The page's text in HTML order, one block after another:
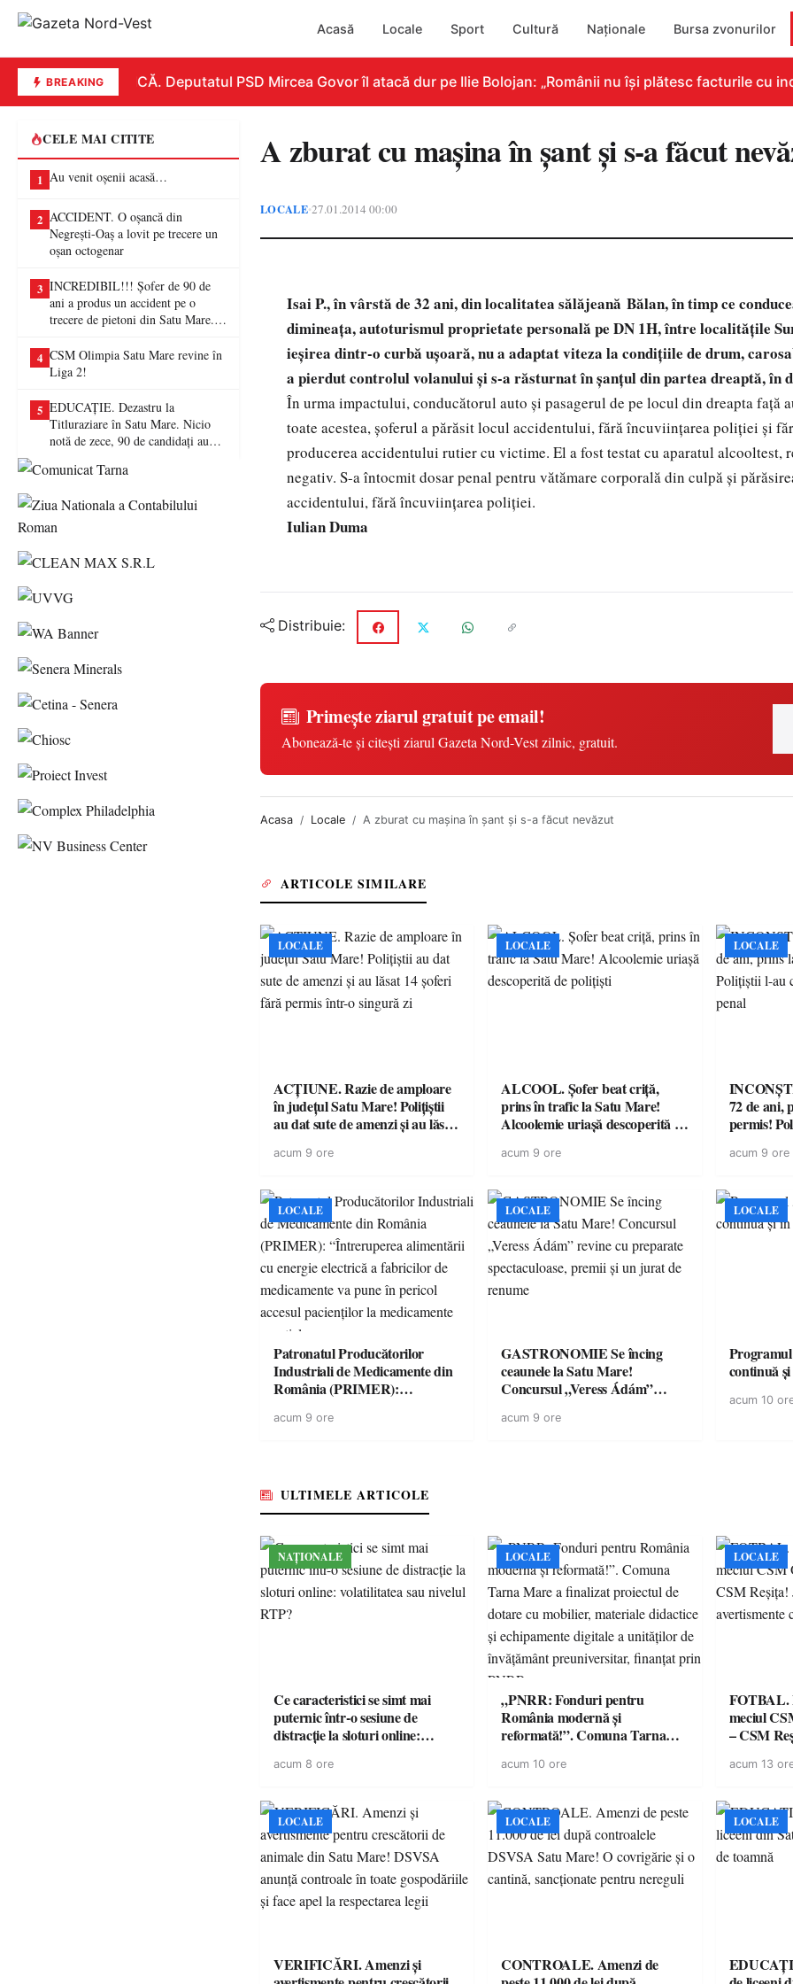
Acasă Locale Sport Cultură Naționale Bursa zvonurilor
BREAKINGREPLICĂ. Deputatul PSD Mircea Govor îl atacă dur pe Ilie Bolojan: „Românii nu își plătesc facturile cu
CELE MAI CITITE
1 Au venit oșenii acasă…
2 ACCIDENT. O oșancă din
Negrești-Oaș a lovit pe trecere un
oșan octogenar
3 INCREDIBIL!!! Șofer de 90 de
ani a produs un accident pe o
trecere de pietoni din Satu Mare. O
4 CSM Olimpia Satu Mare revine în
Liga 2!
5 EDUCAȚIE. Dezastru la
Titluraziare în Satu Mare. Nicio
notă de zece, 90 de candidați au
A zburat cu mașina în șant și s-a făcut
LOCALE•27.01.2014 00:00
Isai P.,în vârstă de 32 ani, din localitatea sălăjeană Bălan, în timp ce
dimineața, autoturismul proprietate personală pe DN 1H, între localităţile
ieşirea dintr-o curbă uşoară, nu a adaptat viteza la condiţiile de drum,
a pierdut controlul volanului şi s-a răsturnat în şanţul din partea dreaptă, în
În urma impactului, conducătorul auto și pasagerul de pe locul din dreapta faţă
toate acestea, șoferul a părăsit locul accidentului, fără încuviinţarea poliţiei şi
producerea accidentului rutier cu victime. El a fost testat cu aparatul alcooltest,
negativ. S-a întocmit dosar penal pentru vătămare corporală din culpă şi
accidentului, fără încuviinţarea poliţiei.
Iulian Duma
Distribuie:
Primește ziarul gratuit pe email!
Abonează-te și citești ziarul Gazeta Nord-Vest zilnic, gratuit.
Acasa Locale A zburat cu mașina în șant și s-a făcut nevăzut
ARTICOLE SIMILARE
LOCALE
ACȚIUNE. Razie de amploare
în județul Satu Mare! Polițiștii
au dat sute de amenzi și au lăsat
singură zi
acum 9 ore
LOCALE
ALCOOL. Șofer beat criță,
prins în trafic la Satu Mare!
Alcoolemie uriașă descoperită de
acum 9 ore
LOCALE
72 de ani,
permis!
acum 9 ore
LOCALE
Patronatul Producătorilor
Industriali de Medicamente din
România (PRIMER):
energie electrică a fabricilor de
acum 9 ore
LOCALE
GASTRONOMIE Se încing
ceaunele la Satu Mare!
Concursul „Veress Ádám”
spectaculoase, premii și un jurat
acum 9 ore
LOCALE
continuă
acum 10
ULTIMELE ARTICOLE
NAȚIONALE
Ce caracteristici se simt mai
puternic într-o sesiune de
distracție la sloturi online:
acum 8 ore
LOCALE
„PNRR: Fonduri pentru
România modernă și
reformată!”. Comuna Tarna
dotare cu mobilier, materiale
a unităților de învățământ
preuniversitar, finanțat prin
PNRR
acum 10 ore
LOCALE
FOTBAL.
meciul
– CSM
suporteri
acum 13
LOCALE
VERIFICĂRI. Amenzi și
LOCALE
CONTROALE. Amenzi de
LOCALE